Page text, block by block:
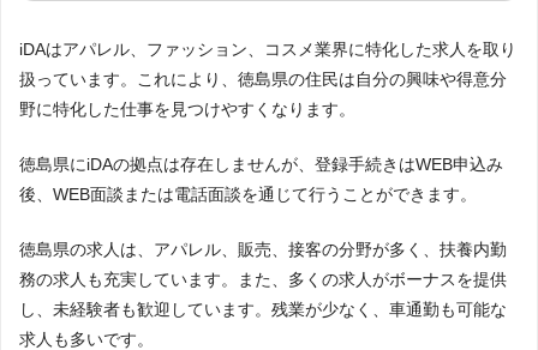
iDAはアパレル、ファッション、コスメ業界に特化した求人を取り
扱っています。これにより、徳島県の住民は自分の興味や得意分
野に特化した仕事を見つけやすくなります。
徳島県にiDAの拠点は存在しませんが、登録手続きはWEB申込み
後、WEB面談または電話面談を通じて行うことができます。
徳島県の求人は、アパレル、販売、接客の分野が多く、扶養内勤
務の求人も充実しています。また、多くの求人がボーナスを提供
し、未経験者も歓迎しています。残業が少なく、車通勤も可能な
求人も多いです。